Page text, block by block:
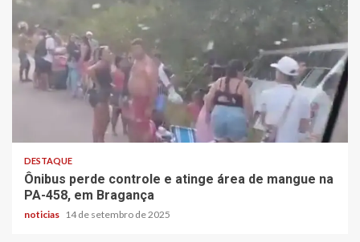
DESTAQUE
Ônibus perde controle e atinge área de mangue na
PA-458, em Bragança
noticias 14 de setembro de 2025